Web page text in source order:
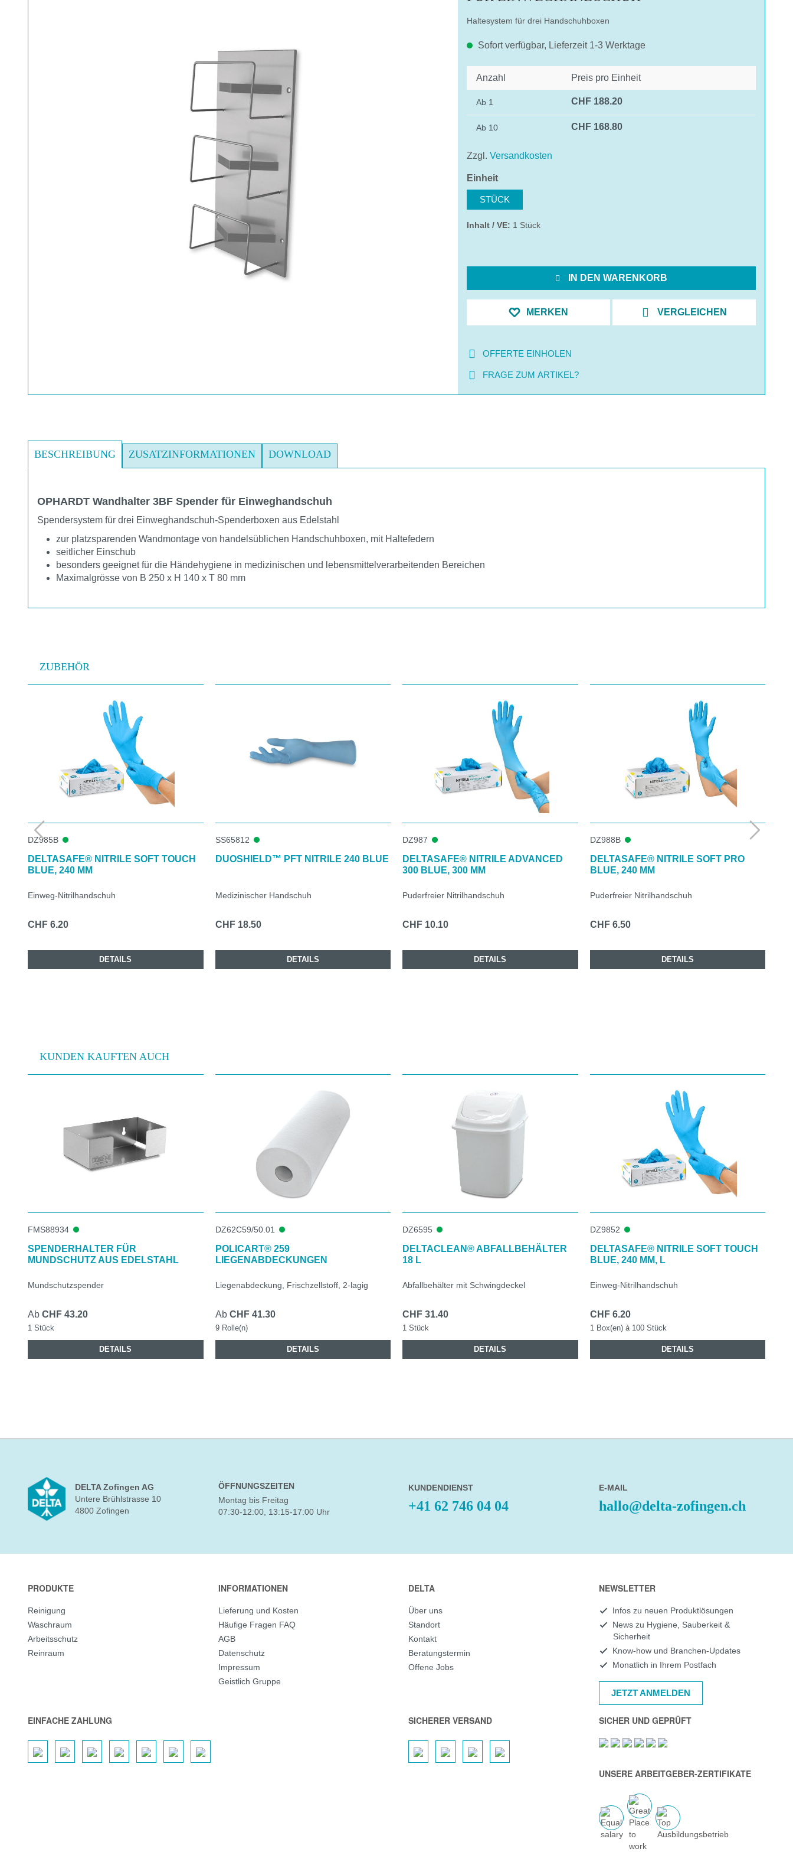
Haltesystem für drei Handschuhboxen
Sofort verfügbar, Lieferzeit 1-3 Werktage
Anzahl Preis pro Einheit
Ab 1 CHF 188.20
Ab 10 CHF 168.80
Zzgl. Versandkosten
Einheitauswählen
STÜCK
Inhalt / VE: 1 Stück
IN DEN WARENKORB
MERKEN VERGLEICHEN
OFFERTE EINHOLEN
FRAGE ZUM ARTIKEL?
BESCHREIBUNG ZUSATZINFORMATIONEN DOWNLOAD
OPHARDT Wandhalter 3BF Spender für Einweghandschuh
Spendersystem für drei Einweghandschuh-Spenderboxen aus Edelstahl
zur platzsparenden Wandmontage von handelsüblichen Handschuhboxen, mit Haltefedern
seitlicher Einschub
besonders geeignet für die Händehygiene in medizinischen und lebensmittelverarbeitenden Bereichen
Maximalgrösse von B 250 x H 140 x T 80 mm
ZUBEHÖR
Produktgalerie überspringen
DZ985B
DELTASAFE® NITRILE SOFT TOUCH
BLUE, 240 MM
Einweg-Nitrilhandschuh
CHF 6.20
DETAILS
SS65812
DUOSHIELD™ PFT NITRILE 240 BLUE
Medizinischer Handschuh
CHF 18.50
DETAILS
DZ987
DELTASAFE® NITRILE ADVANCED
300 BLUE, 300 MM
Puderfreier Nitrilhandschuh
CHF 10.10
DETAILS
DZ988B
DELTASAFE® NITRILE SOFT PRO
BLUE, 240 MM
Puderfreier Nitrilhandschuh
CHF 6.50
DETAILS
KUNDEN KAUFTEN AUCH
Produktgalerie überspringen
FMS88934
SPENDERHALTER FÜR
MUNDSCHUTZ AUS EDELSTAHL
Mundschutzspender
Ab CHF 43.20
1 Stück
DETAILS
DZ62C59/50.01
POLICART® 259
LIEGENABDECKUNGEN
Liegenabdeckung, Frischzellstoff, 2-lagig
Ab CHF 41.30
9 Rolle(n)
DETAILS
DZ6595
DELTACLEAN® ABFALLBEHÄLTER
18 L
Abfallbehälter mit Schwingdeckel
CHF 31.40
1 Stück
DETAILS
DZ9852
DELTASAFE® NITRILE SOFT TOUCH
BLUE, 240 MM, L
Einweg-Nitrilhandschuh
CHF 6.20
1 Box(en) à 100 Stück
DETAILS
DELTA Zofingen AG
Untere Brühlstrasse 10
4800 Zofingen
ÖFFNUNGSZEITEN
Montag bis Freitag
07:30-12:00, 13:15-17:00 Uhr
KUNDENDIENST
+41 62 746 04 04
E-MAIL
hallo@delta-zofingen.ch
PRODUKTE
Reinigung
Waschraum
Arbeitsschutz
Reinraum
INFORMATIONEN
Lieferung und Kosten
Häufige Fragen FAQ
AGB
Datenschutz
Impressum
Geistlich Gruppe
DELTA
Über uns
Standort
Kontakt
Beratungstermin
Offene Jobs
NEWSLETTER
Infos zu neuen Produktlösungen
News zu Hygiene, Sauberkeit &
Sicherheit
Know-how und Branchen-Updates
Monatlich in Ihrem Postfach
JETZT ANMELDEN
EINFACHE ZAHLUNG SICHERER VERSAND SICHER UND GEPRÜFT
UNSERE ARBEITGEBER-ZERTIFIKATE